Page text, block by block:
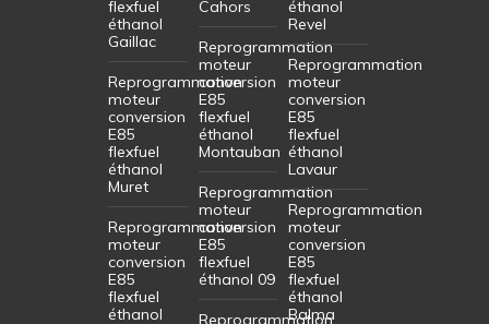
flexfuel
éthanol
Gaillac
Reprogrammation
moteur
conversion
E85
flexfuel
éthanol
Muret
Reprogrammation
moteur
conversion
E85
flexfuel
éthanol
Cahors
Reprogrammation
moteur
conversion
E85
flexfuel
éthanol
Montauban
Reprogrammation
moteur
conversion
E85
flexfuel
éthanol 09
Reprogrammation
éthanol
Revel
Reprogrammation
moteur
conversion
E85
flexfuel
éthanol
Lavaur
Reprogrammation
moteur
conversion
E85
flexfuel
éthanol
Balma